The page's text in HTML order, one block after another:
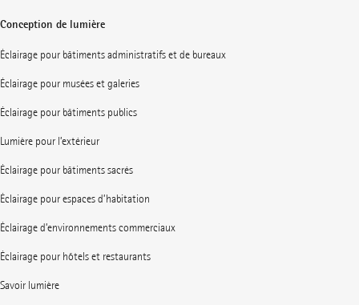
Conception de lumière
Éclairage pour bâtiments administratifs et de bureaux
Éclairage pour musées et galeries
Éclairage pour bâtiments publics
Lumière pour l’extérieur
Éclairage pour bâtiments sacrés
Éclairage pour espaces d’habitation
Éclairage d’environnements commerciaux
Éclairage pour hôtels et restaurants
Savoir lumière